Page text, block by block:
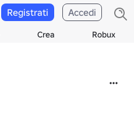
Crea Robux
Registrati Accedi